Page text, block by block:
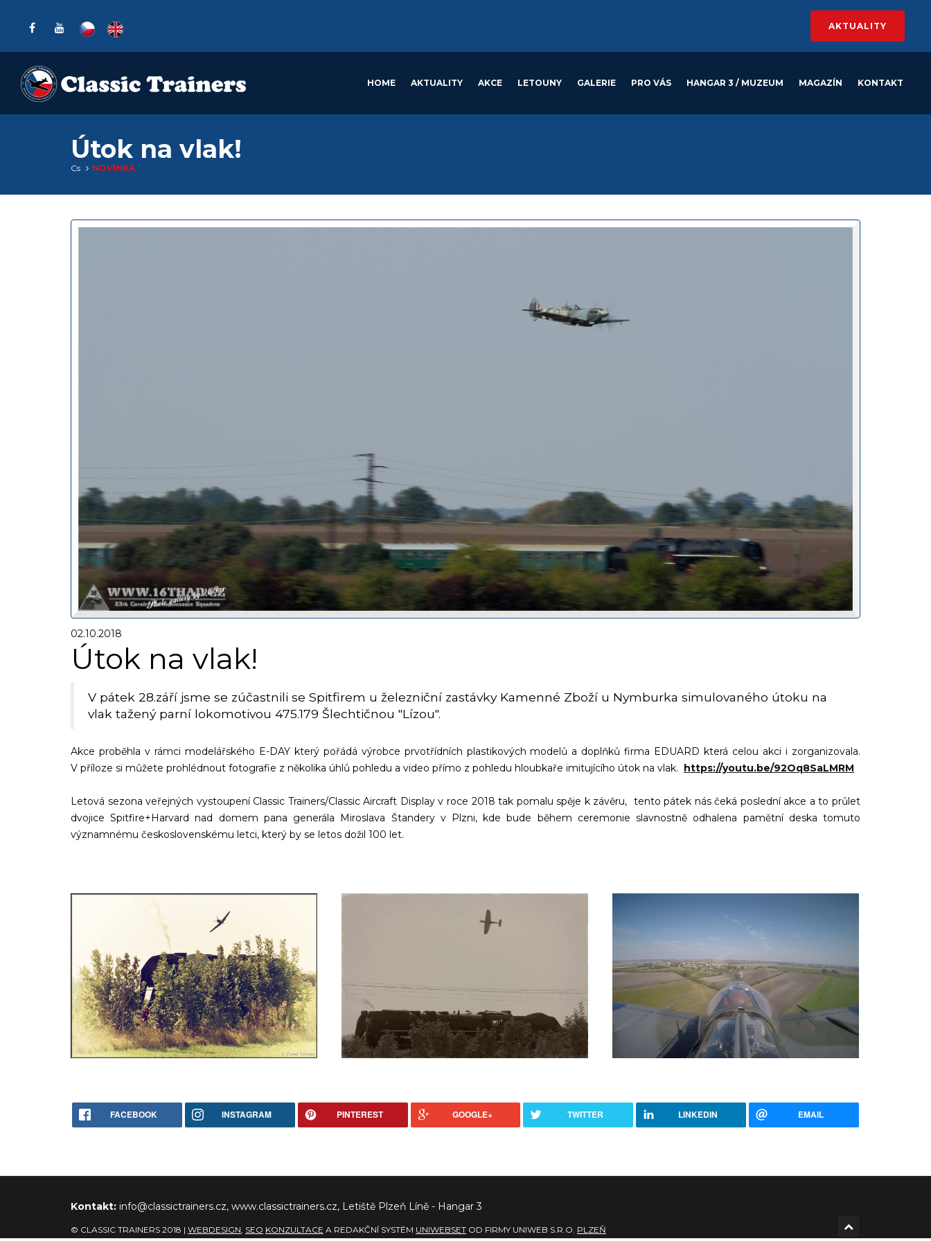
AKTUALITY
HOME AKTUALITY AKCE LETOUNY GALERIE PRO VÁS HANGAR 3 / MUZEUM MAGAZÍN KONTAKT
Útok na vlak!
Cs NOVINKA
02.10.2018
Útok na vlak!
V pátek 28.září jsme se zúčastnili se Spitfirem u železniční zastávky Kamenné Zboží u Nymburka simulovaného útoku na
vlak tažený parní lokomotivou 475.179 Šlechtičnou "Lízou".
Akce proběhla v rámci modelářského E-DAY který pořádá výrobce prvotřídních plastikových modelů a doplňků firma EDUARD která celou akci i zorganizovala.
V příloze si můžete prohlédnout fotografie z několika úhlů pohledu a video přímo z pohledu hloubkaře imitujícího útok na vlak. https://youtu.be/92Oq8SaLMRM
Letová sezona veřejných vystoupení Classic Trainers/Classic Aircraft Display v roce 2018 tak pomalu spěje k závěru, tento pátek nás čeká poslední akce a to průlet
dvojice Spitfire+Harvard nad domem pana generála Miroslava Štandery v Plzni, kde bude během ceremonie slavnostně odhalena pamětní deska tomuto
významnému československému letci, který by se letos dožil 100 let.
FACEBOOK INSTAGRAM PINTEREST GOOGLE+ TWITTER LINKEDIN EMAIL
Kontakt: info@classictrainers.cz, www.classictrainers.cz, Letiště Plzeň Líně - Hangar 3
© CLASSIC TRAINERS 2018 | WEBDESIGN SEO KONZULTACE A REDAKČNÍ SYSTÉM UNIWEBSET OD FIRMY UNIWEB S.R.O. PLZEŇ